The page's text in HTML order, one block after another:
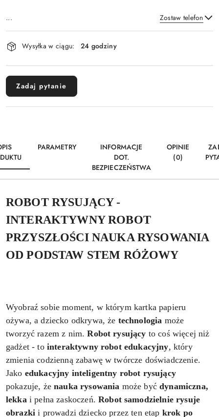
... Zostaw telefon
Dostępność
i
dostawa
Wysyłka w ciągu: 24 godziny
Zadaj pytanie
PARAMETRY
INFORMACJE
DOT.
BEZPIECZEŃSTWA
OPINIE
(0)
ROBOT RYSUJĄCY -
INTERAKTYWNY ROBOT
PRZYSZŁOŚCI NAUKA RYSOWANIA
OD PODSTAW STEM RÓŻOWY
Wyobraź sobie moment, w którym kartka papieru
ożywa, a dziecko odkrywa, że technologia może
tworzyć razem z nim.Robot rysujący to coś więcej niż
gadżet - to interaktywny robot edukacyjny, który
zmienia codzienną zabawę w twórcze doświadczenie.
Jako edukacyjny inteligentny robot rysujący
pokazuje, żenauka rysowania może byćdynamiczna,
lekka i pełna zaskoczeń.Robot samodzielnie rysuje
obrazkii prowadzi dziecko przez ten etap krok po